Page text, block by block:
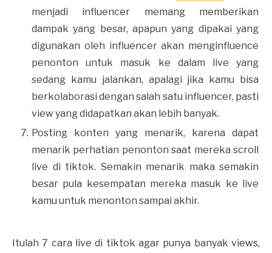
menjadi influencer memang memberikan
dampak yang besar, apapun yang dipakai yang
digunakan oleh influencer akan menginfluence
penonton untuk masuk ke dalam live yang
sedang kamu jalankan, apalagi jika kamu bisa
berkolaborasi dengan salah satu influencer, pasti
view yang didapatkan akan lebih banyak.
Posting konten yang menarik, karena dapat
menarik perhatian penonton saat mereka scroll
live di tiktok. Semakin menarik maka semakin
besar pula kesempatan mereka masuk ke live
kamu untuk menonton sampai akhir.
Itulah 7 cara live di tiktok agar punya banyak views,